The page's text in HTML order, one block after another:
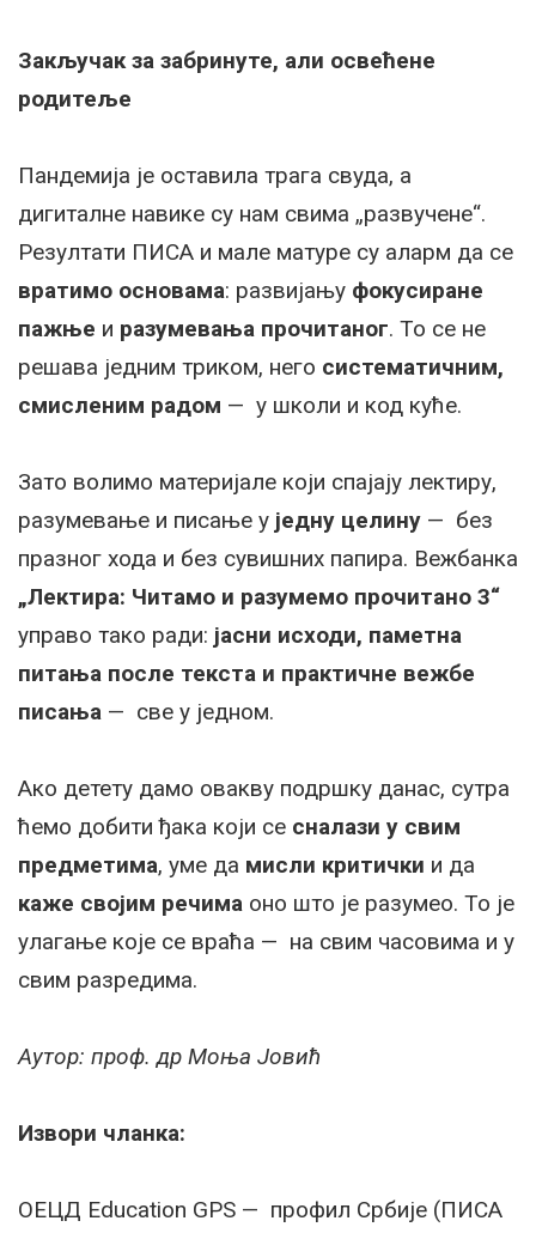
Закључак за забринуте, али освећене
родитеље
Пандемија је оставила трага свуда, а
дигиталне навике су нам свима „развучене“.
Резултати ПИСА и мале матуре су аларм да се
вратимо основама: развијању фокусиране
пажње и разумевања прочитаног. То се не
решава једним триком, него систематичним,
смисленим радом — у школи и код куће.
Зато волимо материјале који спајају лектиру,
разумевање и писање у једну целину — без
празног хода и без сувишних папира. Вежбанка
„Лектирa: Читамо и разумемо прочитано 3“
управо тако ради: јасни исходи, паметна
питања после текста и практичне вежбе
писања — све у једном.
Ако детету дамо овакву подршку данас, сутра
ћемо добити ђака који се сналази у свим
предметима, уме да мисли критички и да
каже својим речима оно што је разумео. То је
улагање које се враћа — на свим часовима и у
свим разредима.
Аутор: проф. др Моња Јовић
Извори чланка:
ОЕЦД Education GPS — профил Србије (ПИСА